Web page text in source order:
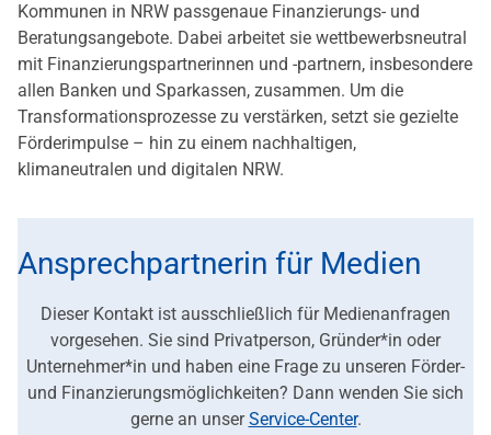
Kommunen in NRW passgenaue Finanzierungs- und
Beratungsangebote. Dabei arbeitet sie wettbewerbsneutral
mit Finanzierungspartnerinnen und -partnern, insbesondere
allen Banken und Sparkassen, zusammen. Um die
Transformationsprozesse zu verstärken, setzt sie gezielte
Förderimpulse – hin zu einem nachhaltigen,
klimaneutralen und digitalen NRW.
Ansprechpartnerin für Medien
Dieser Kontakt ist ausschließlich für Medienanfragen
vorgesehen. Sie sind Privatperson, Gründer*in oder
Unternehmer*in und haben eine Frage zu unseren Förder-
und Finanzierungsmöglichkeiten? Dann wenden Sie sich
gerne an unserService-Center.